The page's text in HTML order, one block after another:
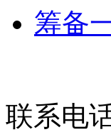
筹备
联系电